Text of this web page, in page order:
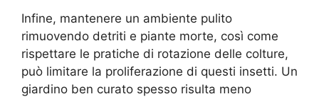
Infine, mantenere un ambiente pulito
rimuovendo detriti e piante morte, così come
rispettare le pratiche di rotazione delle colture,
può limitare la proliferazione di questi insetti. Un
giardino ben curato spesso risulta meno